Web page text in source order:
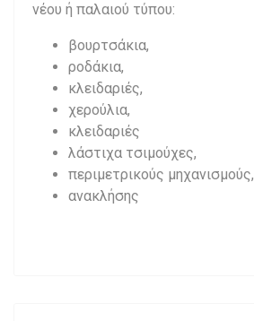
νέου ή παλαιού τύπου:
βουρτσάκια,
ροδάκια,
κλειδαριές,
χερούλια,
κλειδαριές
λάστιχα τσιμούχες,
περιμετρικούς μηχανισμούς,
ανακλήσης